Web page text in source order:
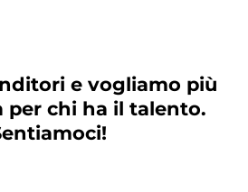
e vogliamo più
chi ha il talento.